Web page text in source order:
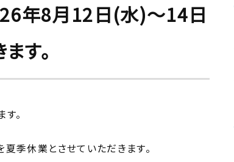
年8月12日(水)～14日
す。
。
夏季休業とさせていただきます。